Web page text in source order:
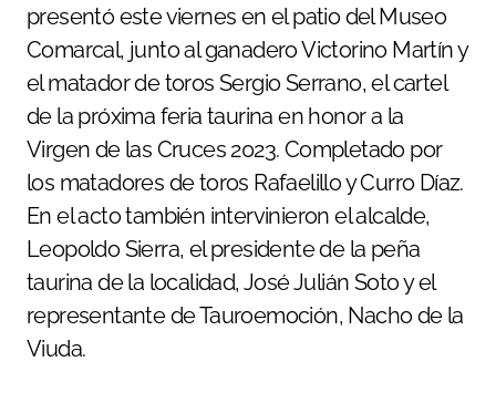
presentó este viernes en el patio del Museo
Comarcal, junto al ganadero Victorino Martín y
el matador de toros Sergio Serrano, el cartel
de la próxima feria taurina en honor a la
Virgen de las Cruces 2023. Completado por
los matadores de toros Rafaelillo y Curro Díaz.
En el acto también intervinieron el alcalde,
Leopoldo Sierra, el presidente de la peña
taurina de la localidad, José Julián Soto y el
representante de Tauroemoción, Nacho de la
Viuda.